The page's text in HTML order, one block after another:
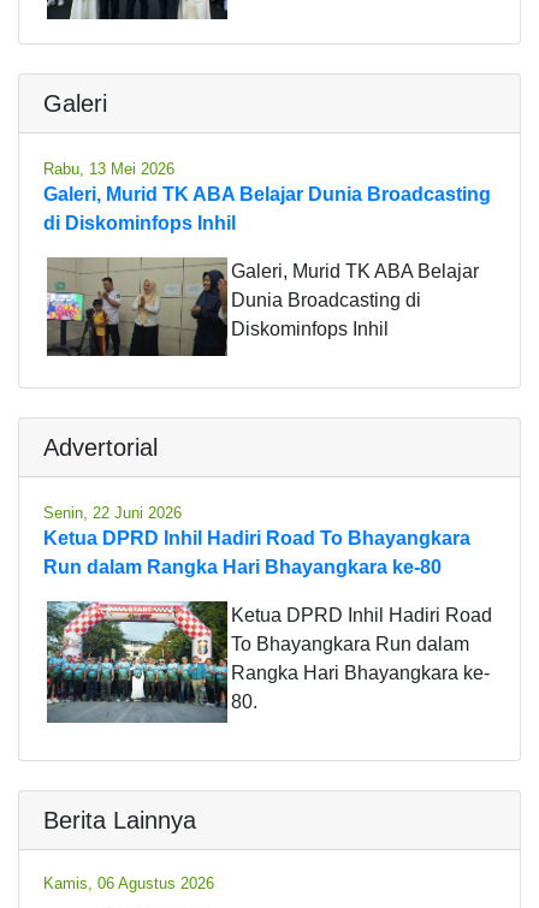
Galeri
Rabu, 13 Mei 2026
Galeri, Murid TK ABA Belajar Dunia Broadcasting
di Diskominfops Inhil
Galeri, Murid TK ABA Belajar
Dunia Broadcasting di
Diskominfops Inhil
Advertorial
Senin, 22 Juni 2026
Ketua DPRD Inhil Hadiri Road To Bhayangkara
Run dalam Rangka Hari Bhayangkara ke-80
Ketua DPRD Inhil Hadiri Road
To Bhayangkara Run dalam
Rangka Hari Bhayangkara ke-
80.
Berita Lainnya
Kamis, 06 Agustus 2026